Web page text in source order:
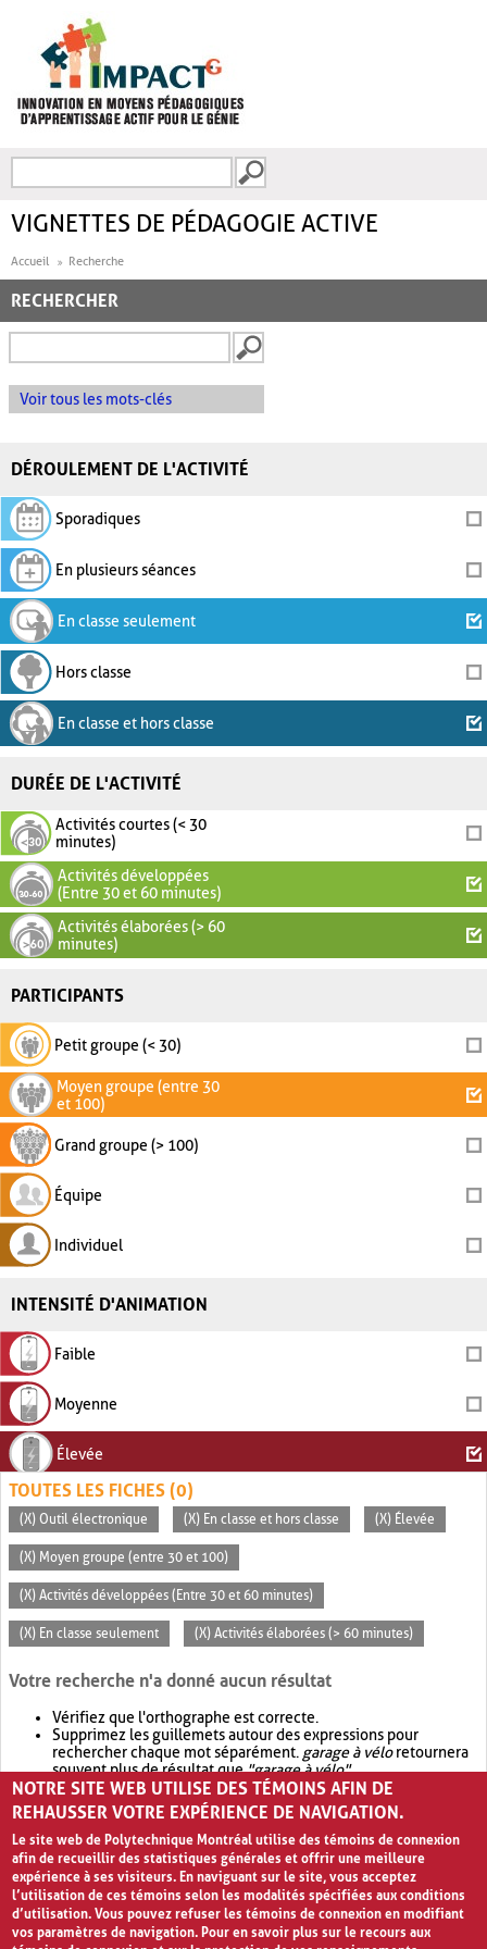
FORMULAIRE DE
VIGNETTES DE PÉDAGOGIE ACTIVE
Accueil Recherche
RECHERCHER
Voir tous les mots-clés
DÉROULEMENT DE L'ACTIVITÉ
Sporadiques
En plusieurs séances
En classe seulement
Hors classe
En classe et hors classe
DURÉE DE L'ACTIVITÉ
Activités courtes (< 30
minutes)
Activités développées
(Entre 30 et 60 minutes)
Activités élaborées (> 60
minutes)
PARTICIPANTS
Petit groupe (< 30)
Moyen groupe (entre 30
et 100)
Grand groupe (> 100)
Équipe
Individuel
INTENSITÉ D'ANIMATION
Faible
Moyenne
Élevée
TOUTES LES FICHES (0)
(X) Outil électronique (X) En classe et hors classe (X) Élevée
(X) Moyen groupe (entre 30 et 100)
(X) Activités développées (Entre 30 et 60 minutes)
(X) En classe seulement (X) Activités élaborées (> 60 minutes)
Votre recherche n'a donné aucun résultat
Vérifiez que l'orthographe est correcte.
Supprimez les guillemets autour des expressions pour
rechercher chaque mot séparément. garage à véloretournera
souvent plus de résultat que"garage à vélo".
Envisagez d'élargir votre recherche avec OR.garage OR vélo
retournera souvent plus de résultat quegarage à vélo
NOTRE SITE WEB UTILISE DES TÉMOINS AFIN DE
REHAUSSER VOTRE EXPÉRIENCE DE NAVIGATION.
Le site web de Polytechnique Montréal utilise des témoins de connexion
afin de recueillir des statistiques générales et offrir une meilleure
expérience à ses visiteurs. En naviguant sur le site, vous acceptez
l’utilisation de ces témoins selon les modalités spécifiées aux conditions
d’utilisation. Vous pouvez refuser les témoins de connexion en modifiant
vos paramètres de navigation. Pour en savoir plus sur le recours aux